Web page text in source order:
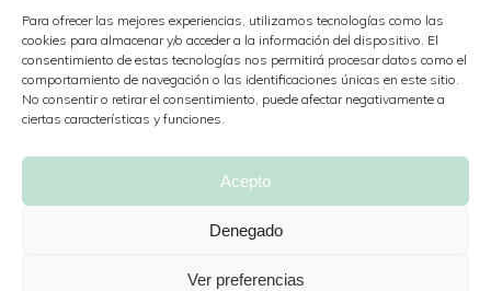
Para ofrecer las mejores experiencias, utilizamos tecnologías como las
cookies para almacenar y/o acceder a la información del dispositivo. El
consentimiento de estas tecnologías nos permitirá procesar datos como el
comportamiento de navegación o las identificaciones únicas en este sitio.
No consentir o retirar el consentimiento, puede afectar negativamente a
ciertas características y funciones.
Acepto
Denegado
Ver preferencias